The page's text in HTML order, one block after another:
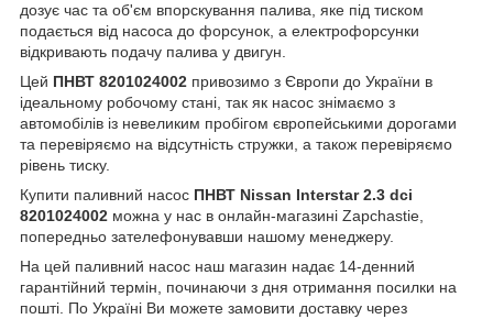
дозує час та об'єм впорскування палива, яке під тиском
подається від насоса до форсунок, а електрофорсунки
відкривають подачу палива у двигун.
Цей ПНВТ 8201024002 привозимо з Європи до України в
ідеальному робочому стані, так як насос знімаємо з
автомобілів із невеликим пробігом європейськими дорогами
та перевіряємо на відсутність стружки, а також перевіряємо
рівень тиску.
Купити паливний насос ПНВТ Nissan Interstar 2.3 dci
8201024002 можна у нас в онлайн-магазині Zapchastie,
попередньо зателефонувавши нашому менеджеру.
На цей паливний насос наш магазин надає 14-денний
гарантійний термін, починаючи з дня отримання посилки на
пошті. По Україні Ви можете замовити доставку через